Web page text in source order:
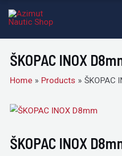
ŠKOPAC INOX
Home Products ŠKOPAC
ŠKOPAC INOX
ŠKOPAC
D8mm
quantity
quantity